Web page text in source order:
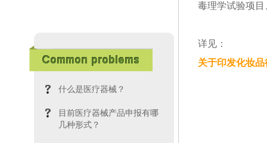
什么是医疗器械？
目前医疗器械产品申报有哪
几种形式？
毒理学试验项
详见：
关于印发化妆